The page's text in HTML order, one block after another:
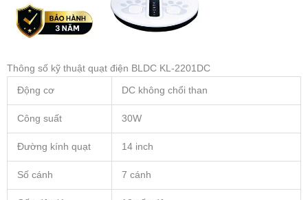
Thông số kỹ thuật quạt điện BLDC KL-2201DC
Động cơ DC không chổi than
Công suất 30W
Đường kính quạt 14 inch
Số cánh 7 cánh